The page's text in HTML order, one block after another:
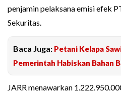
penjamin pelaksana emisi efek
Sekuritas.
Baca Juga: Petani Kelapa
Pemerintah Habiskan Bahan
JARR menawarkan